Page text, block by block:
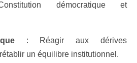
démocratique et
: Réagir aux dérives
un équilibre institutionnel.